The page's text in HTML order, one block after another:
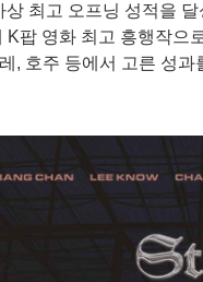
상 최고 오프닝 성적을
K팝 영화 최고 흥행작으
, 호주 등에서 고른 성